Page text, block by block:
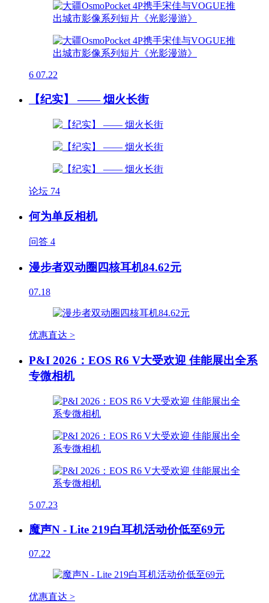
6 07.22
【纪实】 —— 烟火长街
论坛 74
何为单反相机
问答 4
漫步者双动圈四核耳机84.62元
07.18
优惠直达 >
P&I 2026：EOS R6 V大受欢迎 佳能展出全系
专微相机
5 07.23
魔声N - Lite 219白耳机活动价低至69元
07.22
优惠直达 >